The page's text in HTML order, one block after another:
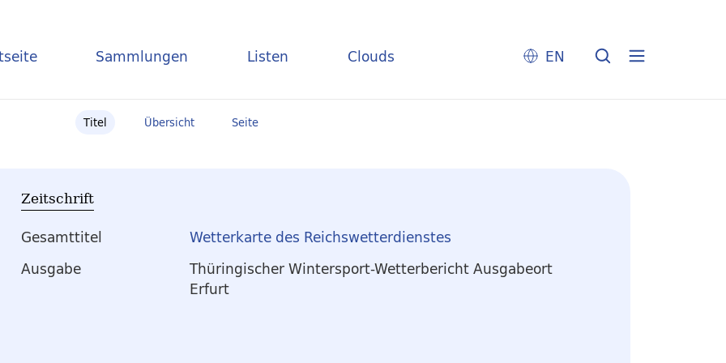
Sammlungen Listen Clouds EN
Titel Übersicht Seite
Zeitschrift
Gesamttitel
Wetterkarte des Reichswetterdienstes
Ausgabe
Thüringischer Wintersport-Wetterbericht Ausgabeort
Erfurt